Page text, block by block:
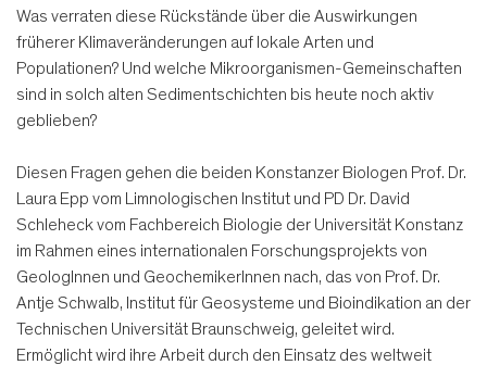
Was verraten diese Rückstände über die Auswirkungen
früherer Klimaveränderungen auf lokale Arten und
Populationen? Und welche Mikroorganismen-Gemeinschaften
sind in solch alten Sedimentschichten bis heute noch aktiv
geblieben?
Diesen Fragen gehen die beiden Konstanzer Biologen Prof. Dr.
Laura Epp vom Limnologischen Institut und PD Dr. David
Schleheck vom Fachbereich Biologie der Universität Konstanz
im Rahmen eines internationalen Forschungsprojekts von
GeologInnen und GeochemikerInnen nach, das von Prof. Dr.
Antje Schwalb, Institut für Geosysteme und Bioindikation an der
Technischen Universität Braunschweig, geleitet wird.
Ermöglicht wird ihre Arbeit durch den Einsatz des weltweit